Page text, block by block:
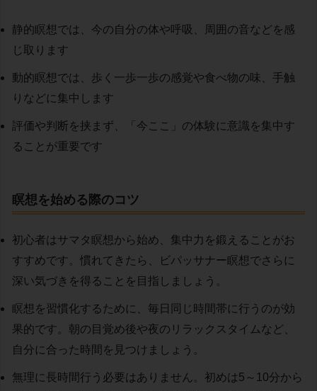
静的瞑想では、今の自分の体や呼吸、周囲の音などを感
じ取ります
動的瞑想では、歩く一歩一歩の感覚や食べ物の味、手触
りなどに集中します
評価や判断を挟まず、「今ここ」の体験に意識を集中す
ることが重要です
瞑想を始める際のコツ
初心者はサマタ瞑想から始め、集中力を鍛えることがお
すすめです。慣れてきたら、ビパッサナー瞑想でさらに
深い気づきを得ることを目指しましょう。
瞑想を習慣化するために、毎日同じ時間帯に行うのが効
果的です。朝の目覚め後や夜のリラックスタイムなど、
自分に合った時間を見つけましょう。
無理に長時間行う必要はありません。初めは5～10分から